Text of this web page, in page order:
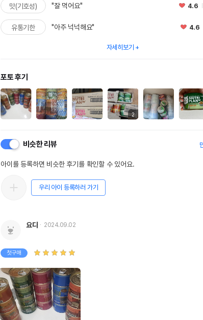
맛(기호성) "잘 먹어요" 4.6
유통기한 "아주 넉넉해요" 4.6
자세히보기
포토 후기
2
비슷한 리뷰
아이를 등록하면 비슷한 후기를 확인할 수 있어요.
우리 아이 등록하러 가기
요다 2024.09.02
첫구매